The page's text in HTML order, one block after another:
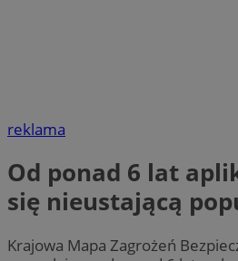
reklama
Od ponad 6 lat
się nieustającą
Krajowa Mapa Zagrożeń